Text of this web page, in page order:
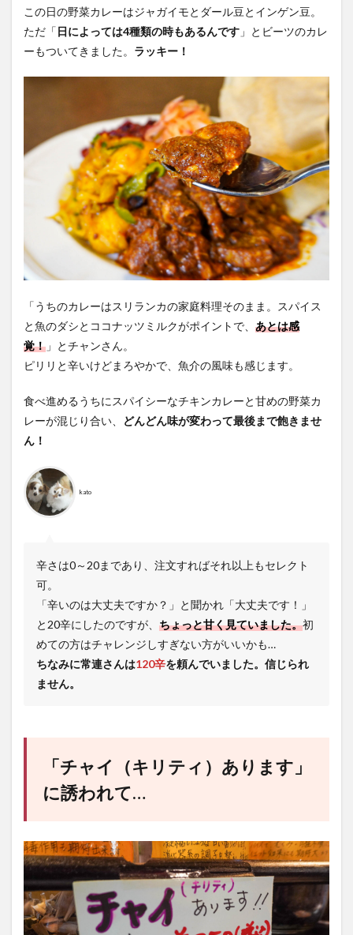
この日の野菜カレーはジャガイモとダール豆とインゲン豆。
ただ「日によっては4種類の時もあるんです 」とビーツのカレ
ーもついてきました。 ラッキー！
「うちのカレーはスリランカの家庭料理そのまま。スパイス
と魚のダシとココナッツミルクがポイントで、 あとは感
覚！ 」とチャンさん。
ピリリと辛いけどまろやかで、魚介の風味も感じます。
食べ進めるうちにスパイシーなチキンカレーと甘めの野菜カ
レーが混じり合い、
どんどん味が変わって最後まで飽きませ
ん！
kato
辛さは0～20まであり、注文すればそれ以上もセレクト
可。
「辛いのは大丈夫ですか？」と聞かれ「大丈夫です！」
と20辛にしたのですが、 ちょっと甘く見ていました。初
めての方はチャレンジしすぎない方がいいかも…
ちなみに常連さんは120辛を頼んでいました。信じられ
ません。
「チャイ（キリティ）あります」
に誘われて…